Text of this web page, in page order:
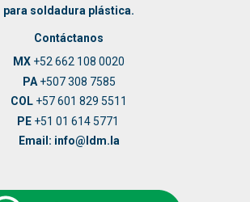
para soldadura plástica.
Contáctanos
MX +52 662 108 0020
PA+507 308 7585
COL +57 601 829 5511
PE +51 01 614 5771
Email: info@ldm.la